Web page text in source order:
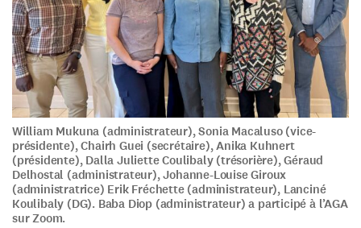
William Mukuna (administrateur), Sonia Macaluso (vice-
présidente), Chairh Guei (secrétaire), Anika Kuhnert
(présidente), Dalla Juliette Coulibaly (trésorière), Géraud
Delhostal (administrateur), Johanne-Louise Giroux
(administratrice) Erik Fréchette (administrateur), Lanciné
Koulibaly (DG). Baba Diop (administrateur) a participé à l’AGA
sur Zoom.